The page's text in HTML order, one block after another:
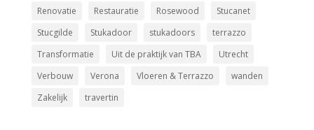
Renovatie
Restauratie Rosewood
Stucanet
Stucgilde
Stukadoor stukadoors
terrazzo
Transformatie
Uit de praktijk van TBA
Utrecht
Verbouw
Verona Vloeren & Terrazzo
wanden
Zakelijk
­travertin